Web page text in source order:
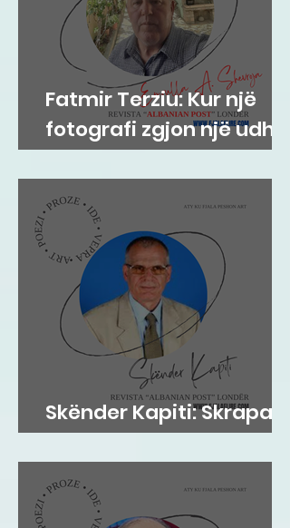
Fatmir Terziu: Kur një
fotografi zgjon një udhë
tradite që vjen prej
shekujsh në vendlindje
Skënder Kapiti: Skrapari
dhe Kosova